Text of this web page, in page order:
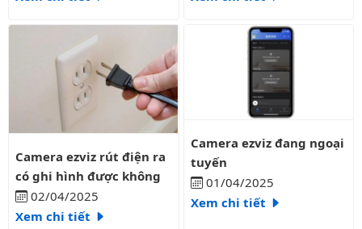
Camera ezviz rút điện ra có ghi hình được không
Camera ezviz rút điện ra
có ghi hình được không
02/04/2025
Xem chi tiết
Camera ezviz đang ngoại tuyến
Camera ezviz đang ngoại
tuyến
01/04/2025
Xem chi tiết